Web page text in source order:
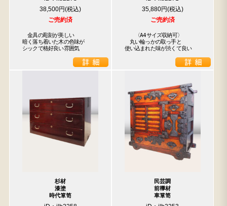
38,500円
ご売約済
金具の彫刻が美しい
暗く落ち着いた木の色味が
シックで格好良い雰囲気
35,880円
ご売約済
〈A4サイズ収納可〉
丸い輪っかの取っ手と
使い込まれた味が渋くて良い
杉材
漆塗
時代箪笥
民芸調
前﨔材
車箪笥